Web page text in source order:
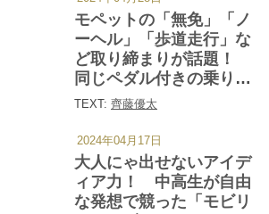
モペットの「無免」「ノ
ーヘル」「歩道走行」な
ど取り締まりが話題！
同じペダル付きの乗りも
のだけど「アシスト自転
TEXT: 齊藤優太
大人にゃ出せないアイデ
ィア力！ 中高生が自由
な発想で競った「モビリ
2024年04月17日